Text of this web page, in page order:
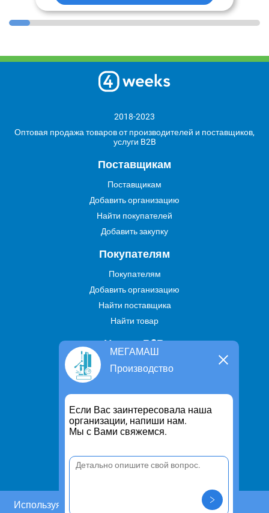
МЕГАМАШ
Производство
Если Вас заинтересовала наша
организации, напиши нам.
Мы с Вами свяжемся.
Используя этот сайт, Вы даете согласие на
2018-2023
Оптовая продажа товаров от производителей и поставщиков,
услуги B2B
Поставщикам
Поставщикам
Добавить организацию
Найти покупателей
Добавить закупку
Покупателям
Покупателям
Добавить организацию
Найти поставщика
Найти товар
Услуги В2В
Найти услугу
Предложить свою услугу
Дропшиппинг
Транспортные услуги
Информация
Политика конфиденциальности